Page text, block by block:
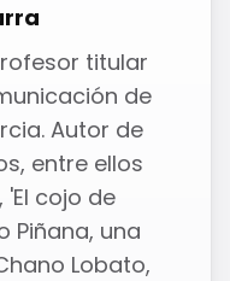
titular
de
Autor de
entre ellos
'El cojo de
Piñana, una
Lobato,